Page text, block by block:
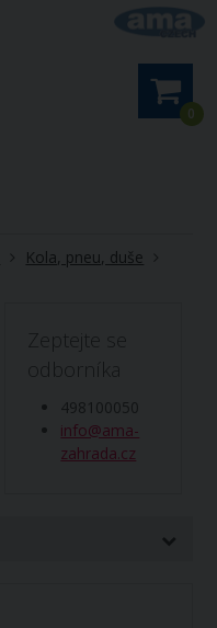
0
Kola, pneu, duše
Zeptejte se
odborníka
498100050
info@ama-
zahrada.cz